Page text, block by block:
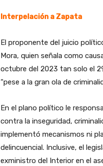
Interpelación a Zapata
El proponente del juicio
Mora, quien señala como
octubre del 2023 tan solo el
“pese a la gran ola de
En el plano político le
contra la inseguridad,
implementó mecanismos ni
delincuencial. Inclusive, el
exministro del Interior en el